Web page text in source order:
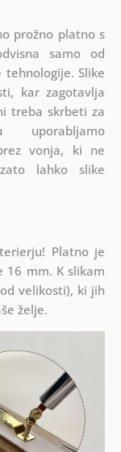
prožno platno s
samo od
Slike
kar zagotavlja
treba skrbeti za
vonja, ki ne
lahko slike
Platno je
16 mm. K slikam
velikosti), ki jih
želje.